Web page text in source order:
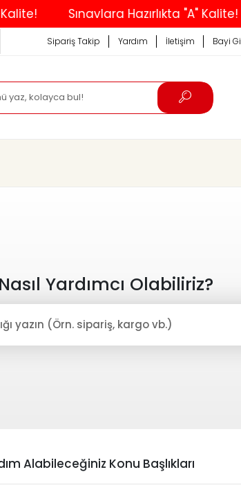
Sınavlara Hazırlıkta "A" Kalite!
Sipariş Takip Yardım İletişim Bayi
Yardımcı Olabiliriz?
Alabileceğiniz Konu Başlıkları